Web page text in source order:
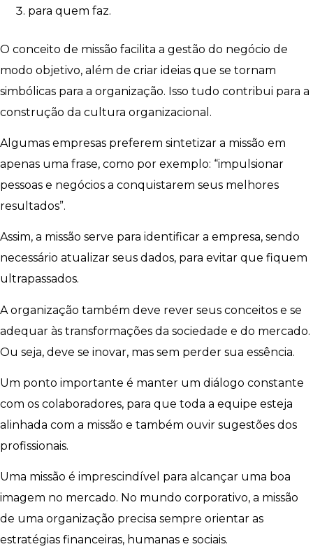
para quem faz.
O conceito de missão facilita a gestão do negócio de
modo objetivo, além de criar ideias que se tornam
simbólicas para a organização. Isso tudo contribui para a
construção da cultura organizacional.
Algumas empresas preferem sintetizar a missão em
apenas uma frase, como por exemplo: “impulsionar
pessoas e negócios a conquistarem seus melhores
resultados”.
Assim, a missão serve para identificar a empresa, sendo
necessário atualizar seus dados, para evitar que fiquem
ultrapassados.
A organização também deve rever seus conceitos e se
adequar às transformações da sociedade e do mercado.
Ou seja, deve se inovar, mas sem perder sua essência.
Um ponto importante é manter um diálogo constante
com os colaboradores, para que toda a equipe esteja
alinhada com a missão e também ouvir sugestões dos
profissionais.
Uma missão é imprescindível para alcançar uma boa
imagem no mercado. No mundo corporativo, a missão
de uma organização precisa sempre orientar as
estratégias financeiras, humanas e sociais.